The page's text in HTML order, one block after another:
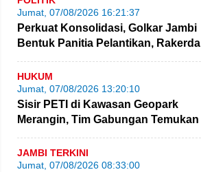
Jumat, 07/08/2026 16:21:37
Perkuat Konsolidasi, Golkar Jambi
Bentuk Panitia Pelantikan, Rakerda
HUKUM
Jumat, 07/08/2026 13:20:10
Sisir PETI di Kawasan Geopark
Merangin, Tim Gabungan Temukan
JAMBI TERKINI
Jumat, 07/08/2026 08:33:00